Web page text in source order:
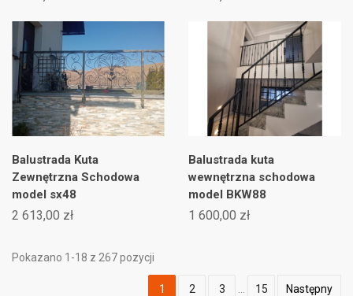
Balustrada Kuta
Zewnętrzna Schodowa
model sx48
2 613,00 zł
Balustrada kuta
wewnętrzna schodowa
model BKW88
1 600,00 zł
Pokazano 1-18 z 267 pozycji
1 2 3 15 Następny